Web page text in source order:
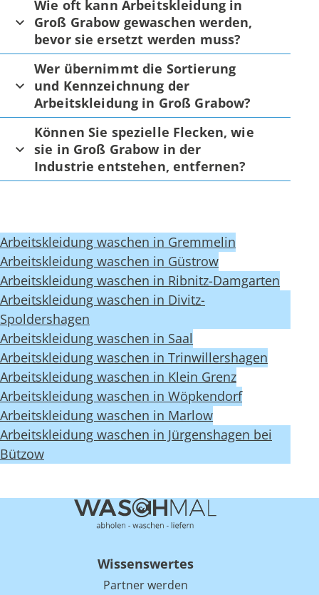
Wie oft kann Arbeitskleidung in
Groß Grabow gewaschen werden,
bevor sie ersetzt werden muss?
Wer übernimmt die Sortierung
und Kennzeichnung der
Arbeitskleidung in Groß Grabow?
Können Sie spezielle Flecken, wie
sie in Groß Grabow in der
Industrie entstehen, entfernen?
Arbeitskleidung waschen in Gremmelin
Arbeitskleidung waschen in Güstrow
Arbeitskleidung waschen in Ribnitz-Damgarten
Arbeitskleidung waschen in Divitz-
Spoldershagen
Arbeitskleidung waschen in Saal
Arbeitskleidung waschen in Trinwillershagen
Arbeitskleidung waschen in Klein Grenz
Arbeitskleidung waschen in Wöpkendorf
Arbeitskleidung waschen in Marlow
Arbeitskleidung waschen in Jürgenshagen bei
Bützow
Wissenswertes
Partner werden